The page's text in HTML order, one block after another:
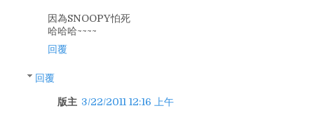
因為SNOOPY怕死
哈哈哈~~~~
回覆
回覆
版主 3/22/2011 12:16 上午